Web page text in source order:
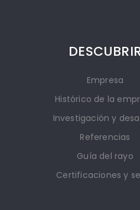
Empresa
Histórico de la
Investigación y
Referencias
Guía del rayo
Certificaciones y